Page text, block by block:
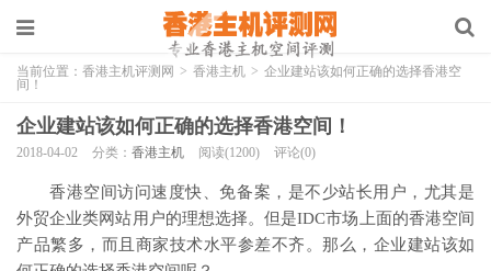
当前位置： 香港主机评测网 > 香港主机 > 企业建站该如何正确的选择香港空
间！
企业建站该如何正确的选择香港空间！
2018-04-02 分类： 香港主机 阅读(1200) 评论(0)
香港空间访问速度快、免备案，是不少站长用户，尤其是
外贸企业类网站用户的理想选择。但是IDC市场上面的香港空间
产品繁多，而且商家技术水平参差不齐。那么，企业建站该如